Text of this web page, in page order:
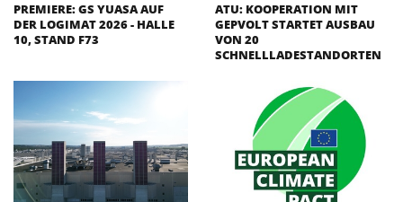
PREMIERE: GS YUASA AUF
DER LOGIMAT 2026 - HALLE
10, STAND F73
ATU: KOOPERATION MIT
GEPVOLT STARTET AUSBAU
VON 20
SCHNELLLADESTANDORTEN